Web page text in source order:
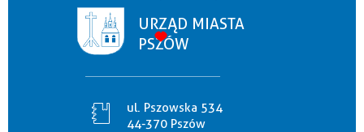
URZĄD MIASTA
PSZÓW
ul. Pszowska 534
44-370 Pszów